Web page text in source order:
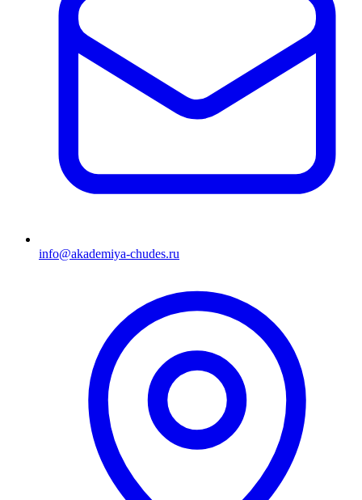
info@akademiya-chudes.ru